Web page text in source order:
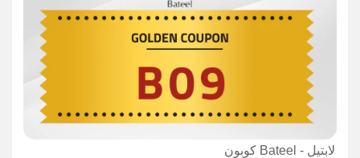
لابتيل - Bateel كوبون